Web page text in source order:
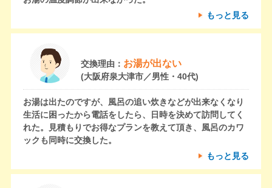
もっと見る
交換理由： お湯が出ない
(大阪府泉大津市／男性・40代)
お湯は出たのですが、風呂の追い炊きなどが出来なくなり
生活に困ったから電話をしたら、日時を決めて訪問してく
れた。見積もりでお得なプランを教えて頂き、風呂のカワ
ックも同時に交換した。
もっと見る